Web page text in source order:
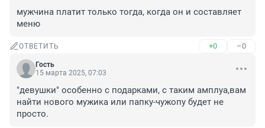
мужчина платит только тогда, когда он и составляет
меню
ОТВЕТИТЬ +0 –0
Гость
15 марта 2025, 07:03
"девушки" особенно с подарками, с таким амплуа,вам
найти нового мужика или папку-чужопу будет не
просто.